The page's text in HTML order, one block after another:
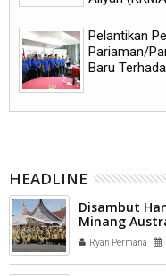
Pelantikan
Pariaman/
Baru
HEADLINE
Disambut
Minang
Ryan Permana